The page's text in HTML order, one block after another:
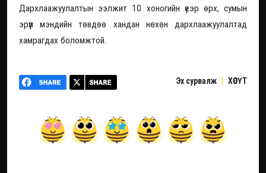
Дархлаажуулалтын ээлжит 10 хоногийн үеэр өрх, сумын
эрүүл мэндийн төвдөө хандан нөхөн дархлаажуулалтад
хамрагдах боломжтой.
Эх сурвалж ХӨСҮТ